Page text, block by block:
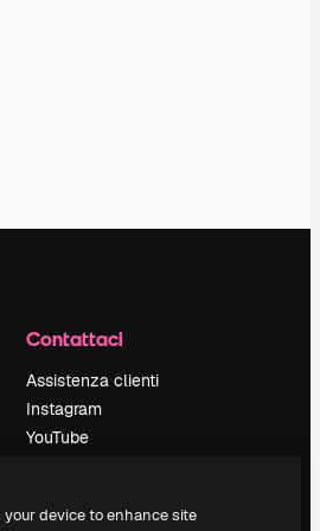
Contattaci
Assistenza clienti
Instagram
YouTube
Discord
device to enhance site